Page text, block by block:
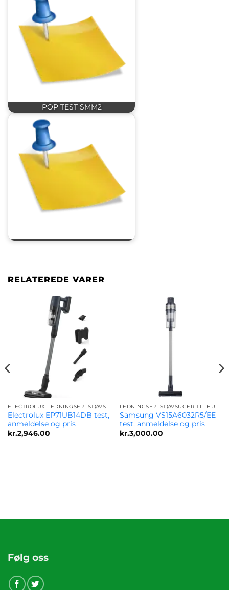
POP TEST SMM2
RELATEREDE VARER
ELECTROLUX LEDNINGSFRI STØVSUGER
Electrolux EP71UB14DB test,
anmeldelse og pris
kr.2,946.00
LEDNINGSFRI STØVSUGER TIL HUNDE- OG DYREHÅR - BEDSTE MODELLER
Samsung VS15A6032R5/EE
test, anmeldelse og pris
kr.3,000.00
Følg oss